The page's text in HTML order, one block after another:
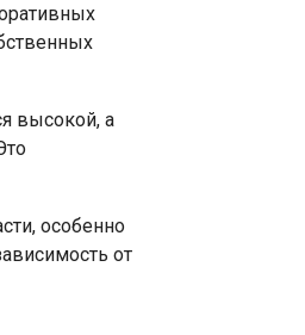
высокой, а
особенно
от